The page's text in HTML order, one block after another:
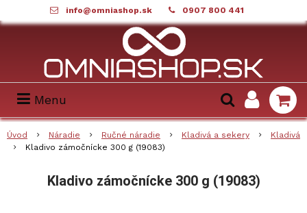
info@omniashop.sk 0907 800 441
Menu
Úvod Náradie Ručné náradie Kladivá a sekery
Kladivá
Kladivo zámočnícke 300 g (19083)
Kladivo zámočnícke 300 g (19083)